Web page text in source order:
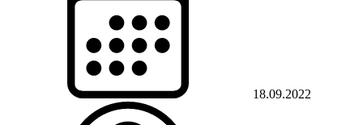
18.09.2022